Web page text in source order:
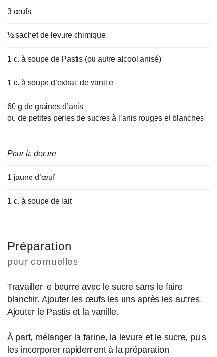
3 œufs
½ sachet de levure chimique
1 c. à soupe de Pastis (ou autre alcool anisé)
1 c. à soupe d’extrait de vanille
60 g de graines d’anis
ou de petites perles de sucres à l’anis rouges et blanches
Pour la dorure
1 jaune d’œuf
1 c. à soupe de lait
Préparation
pour cornuelles
Travailler le beurre avec le sucre sans le faire
blanchir. Ajouter les œufs les uns après les autres.
Ajouter le Pastis et la vanille.
À part, mélanger la farine, la levure et le sucre, puis
les incorporer rapidement à la préparation